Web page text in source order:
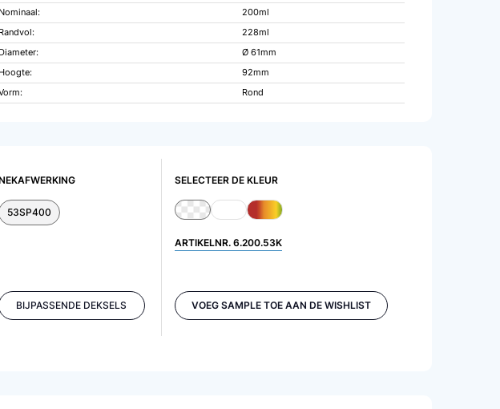
Nominaal:
200ml
Randvol:
228ml
Diameter:
Ø 61mm
Hoogte:
92mm
Rond
53SP400
BIJPASSENDE DEKSELS
SELECTEER DE KLEUR
ARTIKELNR. 6.200.53K
VOEG SAMPLE TOE AAN DE WISHLIST